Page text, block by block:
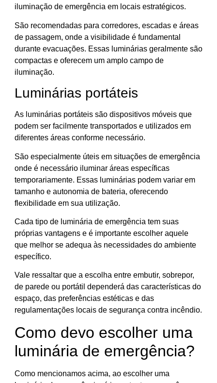
iluminação de emergência em locais estratégicos.
São recomendadas para corredores, escadas e áreas
de passagem, onde a visibilidade é fundamental
durante evacuações. Essas luminárias geralmente são
compactas e oferecem um amplo campo de
iluminação.
Luminárias portáteis
As luminárias portáteis são dispositivos móveis que
podem ser facilmente transportados e utilizados em
diferentes áreas conforme necessário.
São especialmente úteis em situações de emergência
onde é necessário iluminar áreas específicas
temporariamente. Essas luminárias podem variar em
tamanho e autonomia de bateria, oferecendo
flexibilidade em sua utilização.
Cada tipo de luminária de emergência tem suas
próprias vantagens e é importante escolher aquele
que melhor se adequa às necessidades do ambiente
específico.
Vale ressaltar que a escolha entre embutir, sobrepor,
de parede ou portátil dependerá das características do
espaço, das preferências estéticas e das
regulamentações locais de segurança contra incêndio.
Como devo escolher uma
luminária de emergência?
Como mencionamos acima, ao escolher uma